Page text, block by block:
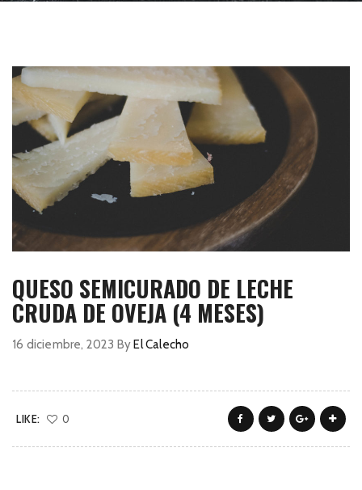
QUESO SEMICURADO DE LECHE
CRUDA DE OVEJA (4 MESES)
16 diciembre, 2023 By El Calecho
LIKE: 0